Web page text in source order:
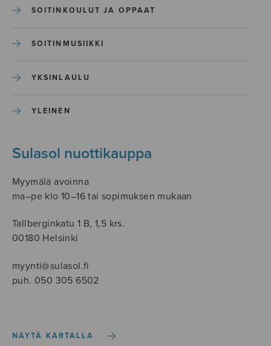
SOITINKOULUT JA OPPAAT
SOITINMUSIIKKI
YKSINLAULU
YLEINEN
Sulasol nuottikauppa
Myymälä avoinna
ma–pe klo 10–16 tai sopimuksen mukaan
Tallberginkatu 1 B, 1,5 krs.
00180 Helsinki
myynti@sulasol.fi
puh. 050 305 6502
NÄYTÄ KARTALLA